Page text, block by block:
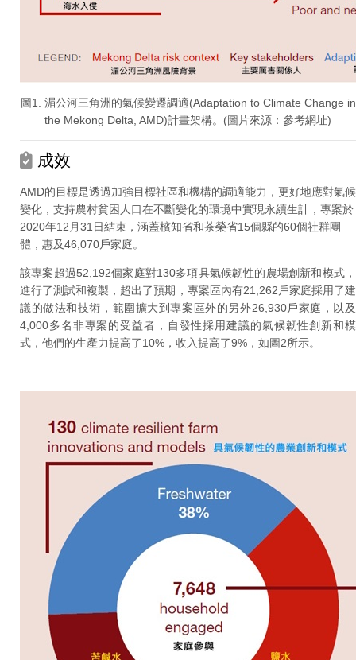
圖1. 湄公河三角洲的氣候變遷調適(Adaptation to Climate Change in
the Mekong Delta, AMD)計畫架構。(圖片來源：參考網址)
成效
AMD的目標是透過加強目標社區和機構的調適能力，更好地應對氣候
變化，支持農村貧困人口在不斷變化的環境中實現永續生計，專案於
2020年12月31日結束，涵蓋檳知省和茶榮省15個縣的60個社群團
體，惠及46,070戶家庭。
該專案超過52,192個家庭對130多項具氣候韌性的農場創新和模式，
進行了測試和複製，超出了預期，專案區內有21,262戶家庭採用了建
議的做法和技術，範圍擴大到專案區外的另外26,930戶家庭，以及
4,000多名非專案的受益者，自發性採用建議的氣候韌性創新和模
式，他們的生產力提高了10%，收入提高了9%，如圖2所示。